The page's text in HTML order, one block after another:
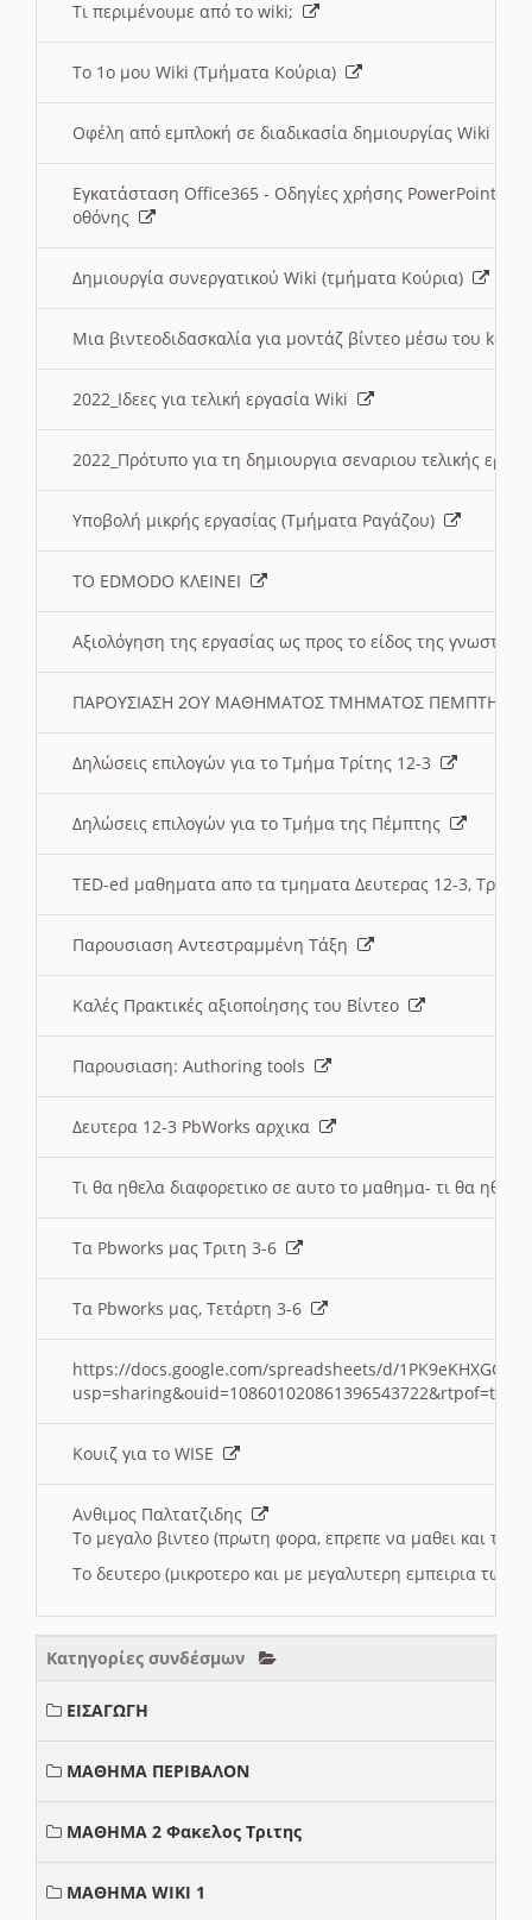
Τι περιμένουμε από το wiki;
Το 1ο μου Wiki (Τμήματα Κούρια)
Οφέλη από εμπλοκή σε διαδικασία δημιουργίας Wiki
Εγκατάσταση Office365 - Οδηγίες χρήσης PowerPoint
οθόνης
Δημιουργία συνεργατικού Wiki (τμήματα Κούρια)
Μια βιντεοδιδασκαλία για μοντάζ βίντεο μέσω του
2022_Ιδεες για τελική εργασία Wiki
2022_Πρότυπο για τη δημιουργια σεναριου τελικής
Υποβολή μικρής εργασίας (Τμήματα Ραγάζου)
ΤΟ EDMODO ΚΛΕΙΝΕΙ
Αξιολόγηση της εργασίας ως προς το είδος της
ΠΑΡΟΥΣΙΑΣΗ 2ΟΥ ΜΑΘΗΜΑΤΟΣ ΤΜΗΜΑΤΟΣ
Δηλώσεις επιλογών για το Τμήμα Τρίτης 12-3
Δηλώσεις επιλογών για το Τμήμα της Πέμπτης
TED-ed μαθηματα απο τα τμηματα Δευτερας 12-3,
Παρουσιαση Αντεστραμμένη Τάξη
Καλές Πρακτικές αξιοποίησης του Βίντεο
Παρουσιαση: Authoring tools
Δευτερα 12-3 PbWorks αρχικα
Τι θα ηθελα διαφορετικο σε αυτο το μαθημα- τι θα
Τα Pbworks μας Τριτη 3-6
Τα Pbworks μας, Τετάρτη 3-6
https://docs.google.com/spreadsheets/d/
Κουιζ για το WISE
Ανθιμος Παλτατζιδης
Το μεγαλο βιντεο (πρωτη φορα, επρεπε να μαθει και το
Το δευτερο (μικροτερο και με μεγαλυτερη εμπειρια
Κατηγορίες συνδέσμων
ΕΙΣΑΓΩΓΗ
ΜΑΘΗΜΑ ΠΕΡΙΒΑΛΟΝ
ΜΑΘΗΜΑ 2 Φακελος Τριτης
ΜΑΘΗΜΑ WIKI 1